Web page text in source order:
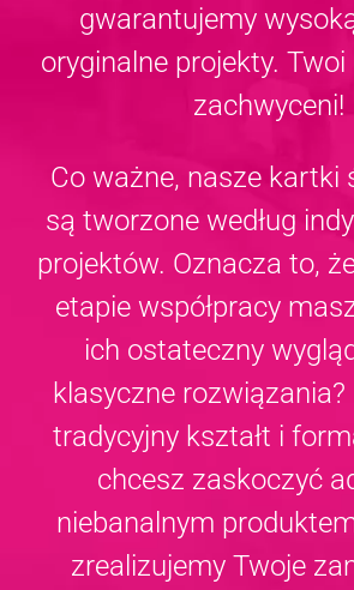
gwarantujemy
oryginalne projekty.
zachwyceni!
Co ważne, nasze kartki
są tworzone według
projektów. Oznacza to,
etapie współpracy
ich ostateczny
klasyczne
tradycyjny kształt i
chcesz zaskoczyć
niebanalnym
zrealizujemy Twoje